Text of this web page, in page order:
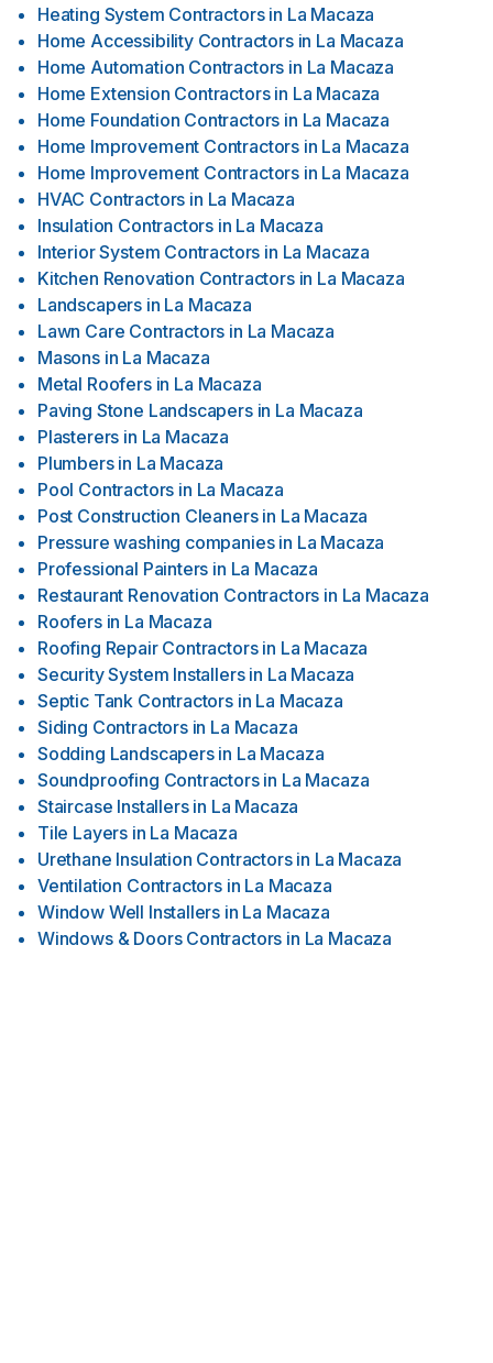
Heating System Contractors in La Macaza
Home Accessibility Contractors in La Macaza
Home Automation Contractors in La Macaza
Home Extension Contractors in La Macaza
Home Foundation Contractors in La Macaza
Home Improvement Contractors in La Macaza
Home Improvement Contractors in La Macaza
HVAC Contractors in La Macaza
Insulation Contractors in La Macaza
Interior System Contractors in La Macaza
Kitchen Renovation Contractors in La Macaza
Landscapers in La Macaza
Lawn Care Contractors in La Macaza
Masons in La Macaza
Metal Roofers in La Macaza
Paving Stone Landscapers in La Macaza
Plasterers in La Macaza
Plumbers in La Macaza
Pool Contractors in La Macaza
Post Construction Cleaners in La Macaza
Pressure washing companies in La Macaza
Professional Painters in La Macaza
Restaurant Renovation Contractors in La Macaza
Roofers in La Macaza
Roofing Repair Contractors in La Macaza
Security System Installers in La Macaza
Septic Tank Contractors in La Macaza
Siding Contractors in La Macaza
Sodding Landscapers in La Macaza
Soundproofing Contractors in La Macaza
Staircase Installers in La Macaza
Tile Layers in La Macaza
Urethane Insulation Contractors in La Macaza
Ventilation Contractors in La Macaza
Window Well Installers in La Macaza
Windows & Doors Contractors in La Macaza